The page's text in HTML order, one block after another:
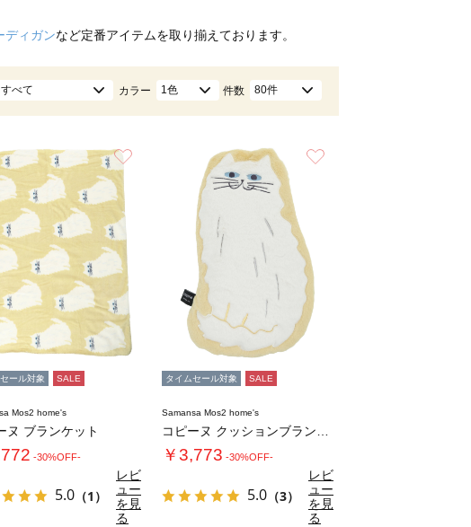
ディガンなど定番アイテムを取り揃えております。
すべて カラー 1色 件数 80件
ール対象 SALE
Mos2 home's
ヌ ブランケット
-30%OFF-
5.0 （1）
レビ
ュー
を見
る
タイムセール対象 SALE
Samansa Mos2 home's
￥3,773 -30%OFF-
5.0 （3）
レビ
ュー
を見
る